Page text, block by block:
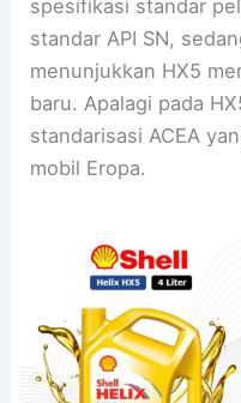
spesifikasi standar
standar API SN,
menunjukkan HX5
baru. Apalagi pada
standarisasi ACEA
mobil Eropa.